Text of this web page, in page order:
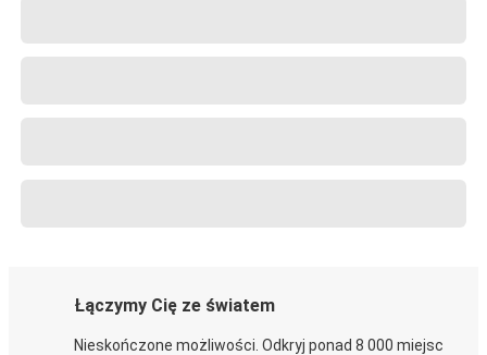
Łączymy Cię ze światem
Nieskończone możliwości. Odkryj ponad 8 000 miejsc